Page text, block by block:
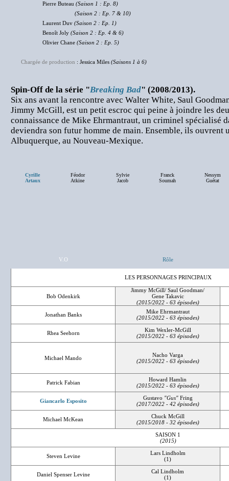
Pierre Buteau (Saison 1 : Ep. 8)
(Saison 2 : Ep. 7 & 10)
Laurent Duv (Saison 2 : Ep. 1)
Benoît Joly (Saison 2 : Ep. 4 & 6)
Olivier Chane (Saison 2 : Ep. 5)
Chargée de production : Jessica Miles (Saisons 1 à 6)
Spin-Off de la série "Breaking Bad" (2008/2013).
Six ans avant la rencontre avec Walter White, Saul
Jimmy McGill, est un petit escroc qui peine à joindre les
connaissance de Mike Ehrmantraut, un criminel spécialisé
deviendra son futur homme de main. Ensemble, ils ouvrent
Albuquerque, au Nouveau-Mexique.
Cyrille
Artaux
Féodor
Atkine
Sylvie
Jacob
Franck
Soumah
Nessym
Guétat
V.O Rôle
LES PERSONNAGES PRINCIPAUX
Bob Odenkirk
Jimmy McGill/ Saul Goodman/
Gene Takavic
(2015/2022 - 63 épisodes)
Jonathan Banks
Mike Ehrmantraut
(2015/2022 - 63 épisodes)
Rhea Seehorn
Kim Wexler-McGill
(2015/2022 - 63 épisodes)
Michael Mando
Nacho Varga
(2015/2022 - 63 épisodes)
Patrick Fabian
Howard Hamlin
(2015/2022 - 63 épisodes)
Giancarlo Esposito Gustavo "Gus"Fring
(2017/2022 - 42 épisodes)
Michael McKean
Chuck McGill
(2015/2018 - 32 épisodes)
SAISON 1
(2015)
Steven Levine
Lars Lindholm
(1)
Daniel Spenser Levine
Cal Lindholm
(1)